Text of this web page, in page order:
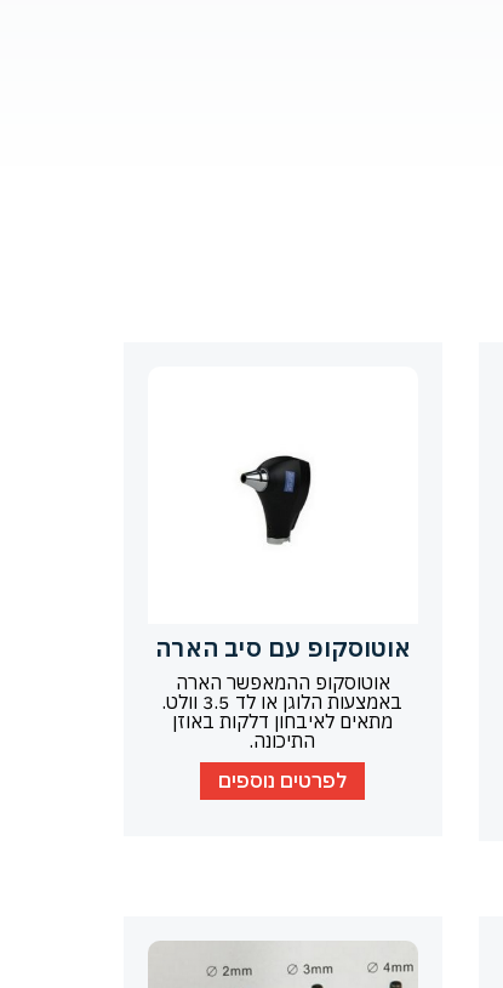
אוטוסקופ עם סיב הארה
אוטוסקופ ההמאפשר הארה
באמצעות הלוגן או לד 3.5 וולט.
מתאים לאיבחון דלקות באוזן
התיכונה.
לפרטים נוספים